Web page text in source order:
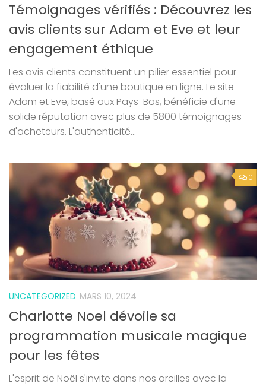
Témoignages vérifiés : Découvrez les
avis clients sur Adam et Eve et leur
engagement éthique
Les avis clients constituent un pilier essentiel pour
évaluer la fiabilité d'une boutique en ligne. Le site
Adam et Eve, basé aux Pays-Bas, bénéficie d'une
solide réputation avec plus de 5800 témoignages
d'acheteurs. L'authenticité...
0
UNCATEGORIZED MARS 10, 2024
Charlotte Noel dévoile sa
programmation musicale magique
pour les fêtes
L'esprit de Noël s'invite dans nos oreilles avec la